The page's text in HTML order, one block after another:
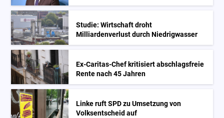
Studie: Wirtschaft droht
Milliardenverlust durch Niedrigwasser
Ex-Caritas-Chef kritisiert abschlagsfreie
Rente nach 45 Jahren
Linke ruft SPD zu Umsetzung von
Volksentscheid auf